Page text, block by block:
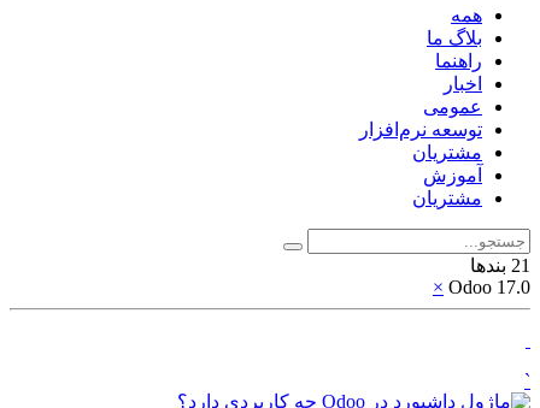
همه
بلاگ ما
راهنما
اخبار
عمومی
توسعه نرم‌افزار ​
مشتریان
آموزش
مشتریان
21 بندها
Odoo 17.0
×
`